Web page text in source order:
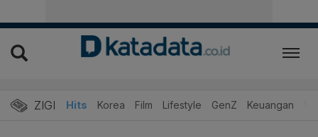
ZIGI Hits Korea Film Lifestyle GenZ Keuangan